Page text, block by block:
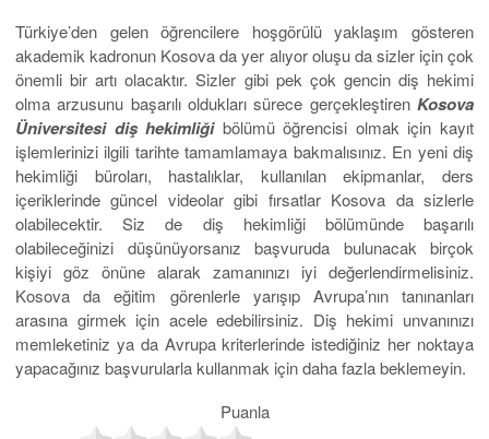
Türkiye’den gelen öğrencilere hoşgörülü yaklaşım gösteren
akademik kadronun Kosova da yer alıyor oluşu da sizler için çok
önemli bir artı olacaktır. Sizler gibi pek çok gencin diş hekimi
olma arzusunu başarılı oldukları sürece gerçekleştiren Kosova
Üniversitesi diş hekimliği bölümü öğrencisi olmak için kayıt
işlemlerinizi ilgili tarihte tamamlamaya bakmalısınız. En yeni diş
hekimliği büroları, hastalıklar, kullanılan ekipmanlar, ders
içeriklerinde güncel videolar gibi fırsatlar Kosova da sizlerle
olabilecektir. Siz de diş hekimliği bölümünde başarılı
olabileceğinizi düşünüyorsanız başvuruda bulunacak birçok
kişiyi göz önüne alarak zamanınızı iyi değerlendirmelisiniz.
Kosova da eğitim görenlerle yarışıp Avrupa’nın tanınanları
arasına girmek için acele edebilirsiniz. Diş hekimi unvanınızı
memleketiniz ya da Avrupa kriterlerinde istediğiniz her noktaya
yapacağınız başvurularla kullanmak için daha fazla beklemeyin.
Puanla